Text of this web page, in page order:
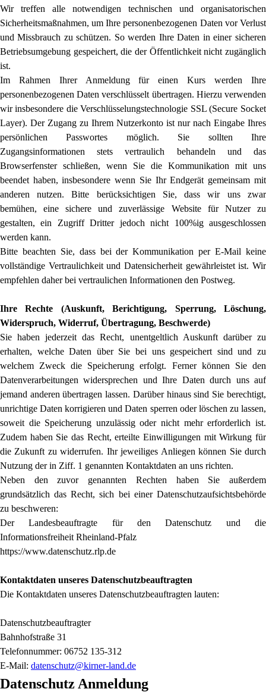
Wir treffen alle notwendigen technischen und organisatorischen
Sicherheitsmaßnahmen, um Ihre personenbezogenen Daten vor Verlust
und Missbrauch zu schützen. So werden Ihre Daten in einer sicheren
Betriebsumgebung gespeichert, die der Öffentlichkeit nicht zugänglich
ist.
Im Rahmen Ihrer Anmeldung für einen Kurs werden Ihre
personenbezogenen Daten verschlüsselt übertragen. Hierzu verwenden
wir insbesondere die Verschlüsselungstechnologie SSL (Secure Socket
Layer). Der Zugang zu Ihrem Nutzerkonto ist nur nach Eingabe Ihres
persönlichen Passwortes möglich. Sie sollten Ihre
Zugangsinformationen stets vertraulich behandeln und das
Browserfenster schließen, wenn Sie die Kommunikation mit uns
beendet haben, insbesondere wenn Sie Ihr Endgerät gemeinsam mit
anderen nutzen. Bitte berücksichtigen Sie, dass wir uns zwar
bemühen, eine sichere und zuverlässige Website für Nutzer zu
gestalten, ein Zugriff Dritter jedoch nicht 100%ig ausgeschlossen
werden kann.
Bitte beachten Sie, dass bei der Kommunikation per E-Mail keine
vollständige Vertraulichkeit und Datensicherheit gewährleistet ist. Wir
empfehlen daher bei vertraulichen Informationen den Postweg.
Ihre Rechte (Auskunft, Berichtigung, Sperrung, Löschung,
Widerspruch, Widerruf, Übertragung, Beschwerde)
Sie haben jederzeit das Recht, unentgeltlich Auskunft darüber zu
erhalten, welche Daten über Sie bei uns gespeichert sind und zu
welchem Zweck die Speicherung erfolgt. Ferner können Sie den
Datenverarbeitungen widersprechen und Ihre Daten durch uns auf
jemand anderen übertragen lassen. Darüber hinaus sind Sie berechtigt,
unrichtige Daten korrigieren und Daten sperren oder löschen zu lassen,
soweit die Speicherung unzulässig oder nicht mehr erforderlich ist.
Zudem haben Sie das Recht, erteilte Einwilligungen mit Wirkung für
die Zukunft zu widerrufen. Ihr jeweiliges Anliegen können Sie durch
Nutzung der in Ziff. 1 genannten Kontaktdaten an uns richten.
Neben den zuvor genannten Rechten haben Sie außerdem
grundsätzlich das Recht, sich bei einer Datenschutzaufsichtsbehörde
zu beschweren:
Der Landesbeauftragte für den Datenschutz und die
Informationsfreiheit Rheinland-Pfalz
https://www.datenschutz.rlp.de
Kontaktdaten unseres Datenschutzbeauftragten
Die Kontaktdaten unseres Datenschutzbeauftragten lauten:
Datenschutzbeauftragter
Bahnhofstraße 31
Telefonnummer: 06752 135-312
E-Mail: datenschutz@kirner-land.de
Datenschutz Anmeldung